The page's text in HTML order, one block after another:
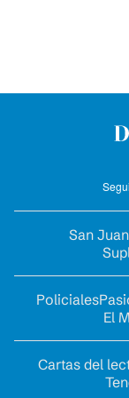
San Juan
Policiales
El
Cartas del